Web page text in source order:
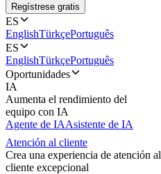
Regístrese gratis
ES
EnglishTürkçePortuguês
ES
EnglishTürkçePortuguês
Oportunidades
IA
Aumenta el rendimiento del
equipo con IA
Agente de IAAsistente de IA
Atención al cliente
Crea una experiencia de atención al
cliente excepcional